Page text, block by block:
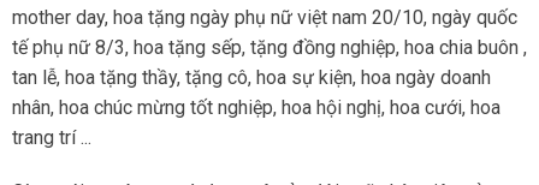
mother day, hoa tặng ngày phụ nữ việt nam 20/10, ngày quốc
tế phụ nữ 8/3, hoa tặng sếp, tặng đồng nghiệp, hoa chia buôn ,
tan lễ, hoa tặng thầy, tặng cô, hoa sự kiện, hoa ngày doanh
nhân, hoa chúc mừng tốt nghiệp, hoa hội nghị, hoa cưới, hoa
trang trí ...